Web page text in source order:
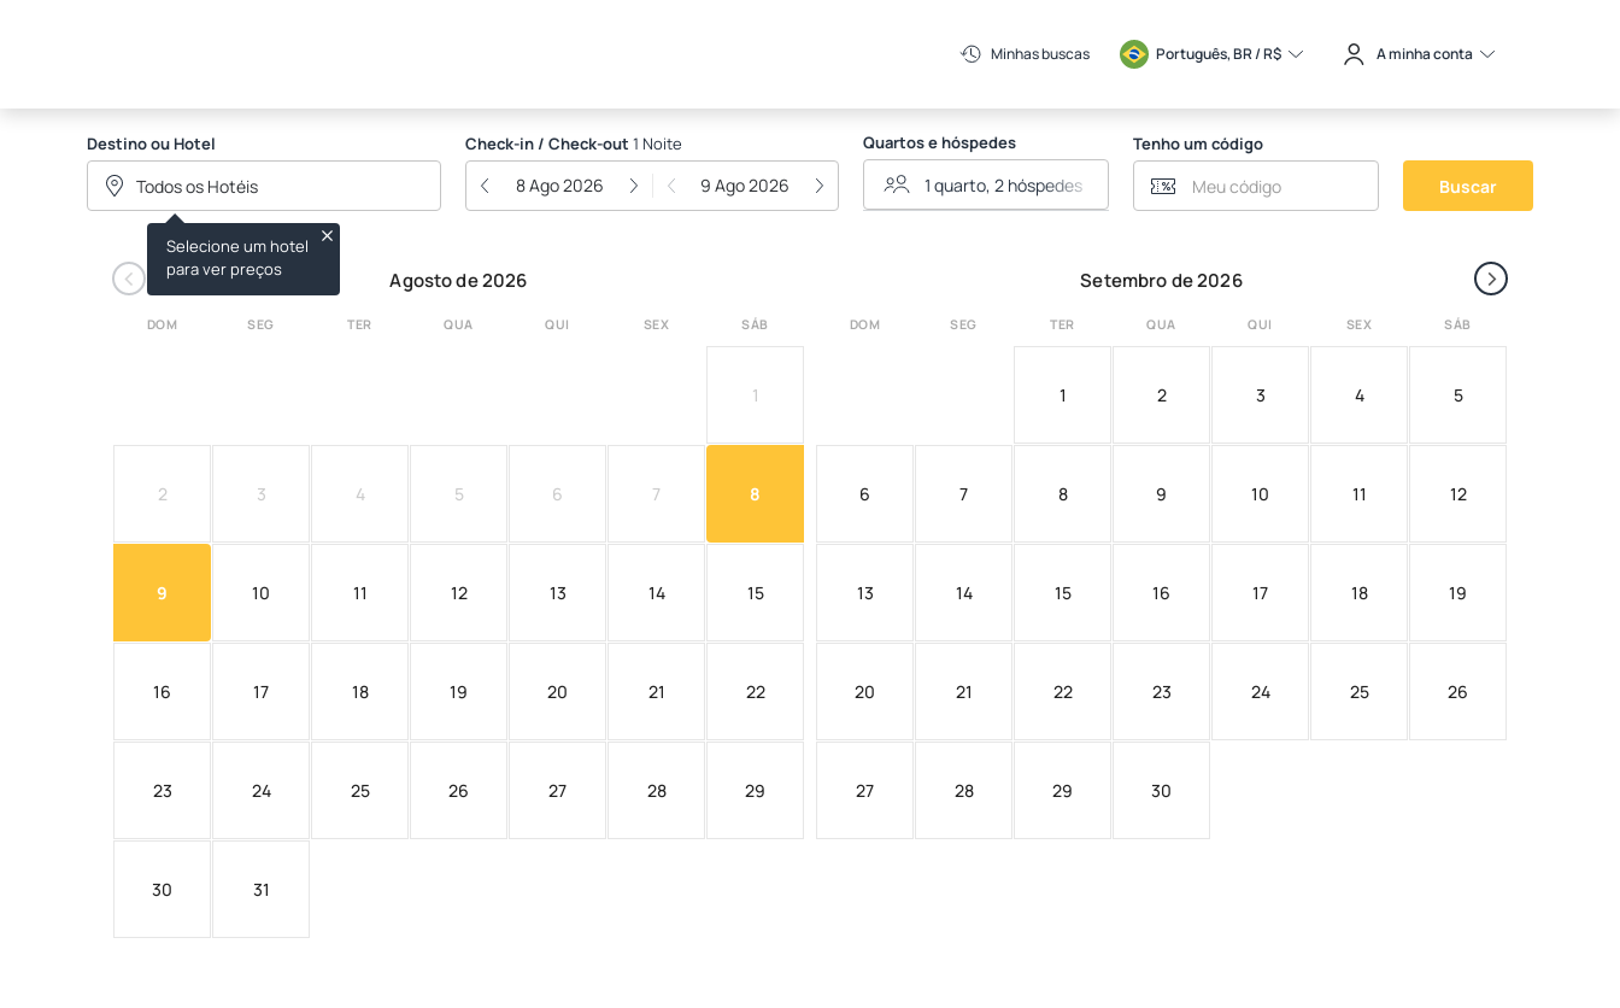
Minhas buscas Português, BR / R$ A minha conta
Destino ou Hotel
Selecione um hotel
para ver preços
Check-in / Check-out 1 Noite
8 Ago 2026 9 Ago 2026
Quartos e hóspedes Tenho um código
Buscar
‹ ›
Agosto de 2026
DOM SEG TER QUA QUI SEX SÁB
1
2 3 4 5 6 7 8
9 10 11 12 13 14 15
16 17 18 19 20 21 22
23 24 25 26 27 28 29
30 31
Setembro de 2026
DOM SEG TER QUA QUI SEX SÁB
1 2 3 4 5
6 7 8 9 10 11 12
13 14 15 16 17 18 19
20 21 22 23 24 25 26
27 28 29 30